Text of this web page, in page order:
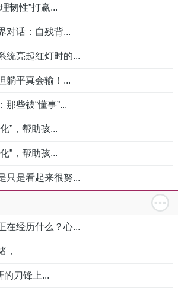
韧性”打赢...
对话：自残背...
统亮起红灯时的...
躺平真会输！...
那些被“懂事”...
”，帮助孩...
”，帮助孩...
只是看起来很努...
在经历什么？心...
，
的刀锋上...